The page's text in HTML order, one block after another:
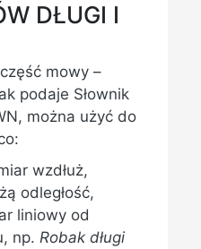
DŁUGI I
część mowy –
podaje Słownik
można użyć do
wzdłuż,
odległość,
liniowy od
np.Robak długi